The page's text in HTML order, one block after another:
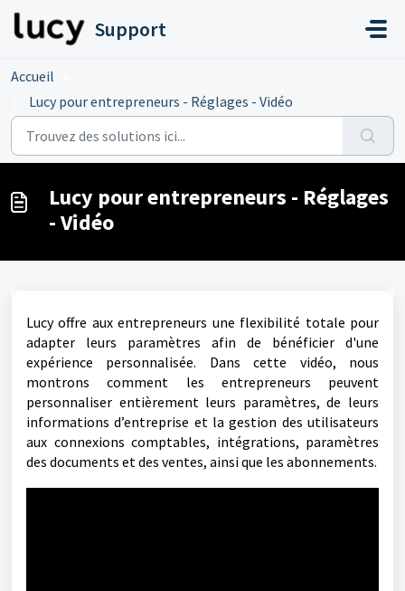
Support
Accueil
Lucy pour entrepreneurs - Réglages - Vidéo
Lucy pour entrepreneurs - Réglages
- Vidéo
Lucy offre aux entrepreneurs une flexibilité totale pour
adapter leurs paramètres afin de bénéficier d'une
expérience personnalisée. Dans cette vidéo, nous
montrons comment les entrepreneurs peuvent
personnaliser entièrement leurs paramètres, de leurs
informations d’entreprise et la gestion des utilisateurs
aux connexions comptables, intégrations, paramètres
des documents et des ventes, ainsi que les abonnements.